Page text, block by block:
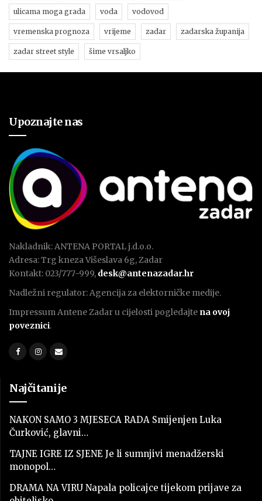
ulicama moga grada voda vodovod
vremenska prognoza vrijeme zadar zadarska županija
zadar street style šime vrsaljko
Upoznajte nas
Nakladnik: ANTENA PORTAL j.d.o.o.
Adresa: Trg kneza Višeslava 6g, Zadar
Kontakt: 023/777-999, desk@antenazadar.hr
Nadležni regulator: Agencija za elektorničke medije.
Impressum Antene Zadar u cijelosti pogledajte na ovoj
poveznici.
Najčitanije
NAKON SAMO 3 MJESECA RADA Smijenjen Luka
Čurković, glavni…
TAJNE IGRE IZ SJENE Je li sumnjivi menadžerski
monopol…
DRAMA NA VIRU Napala policajce tijekom prijave za